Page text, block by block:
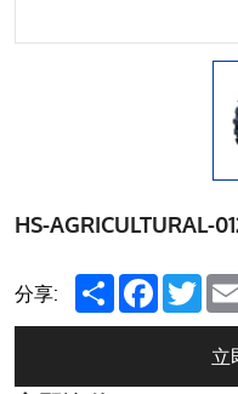
HS-AGRICULTURAL-
分享: Share Facebook
立